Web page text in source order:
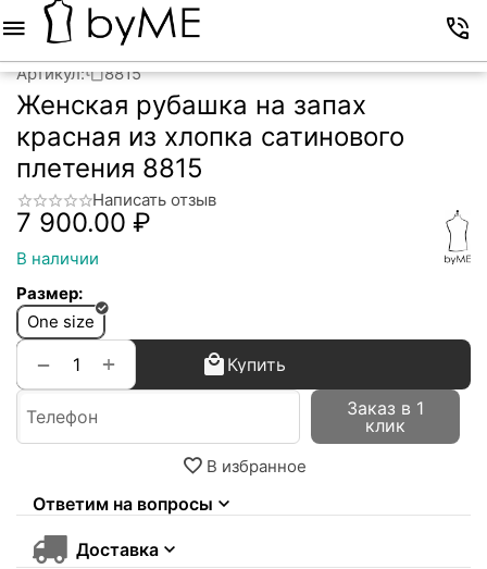
Артикул: 8815
Женская рубашка на запах
красная из хлопка сатинового
плетения 8815
Написать отзыв
7 900.00 ₽
В наличии
Размер:
One size
+
−
Купить
Заказ в 1
клик
В избранное
Ответим на вопросы
Доставка
Меню Корзина Контакты